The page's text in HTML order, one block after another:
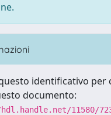
identificativo per
documento:
11580/